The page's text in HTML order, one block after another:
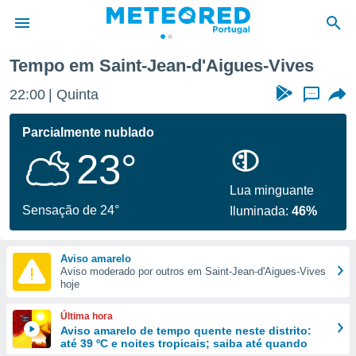
da
foi
fornecidas
a este
das
e
forma
digital
Tempo em Saint-Jean-d'Aigues-Vives
22:00 Quinta ...
Parcialmente nublado
23°
Sensação de 24°
Lua minguante
Iluminada:46%
Aviso amarelo
Aviso moderado por outros em Saint-Jean-d'Aigues-Vives
hoje
Última hora
Aviso amarelo de tempo quente neste distrito:
até 39 ºC e noites tropicais; saiba até quando